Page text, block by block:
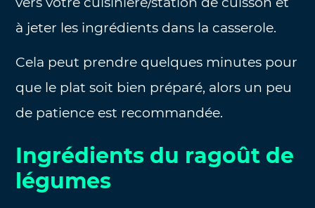
à jeter les ingrédients dans la casserole.
Cela peut prendre quelques minutes pour
que le plat soit bien préparé, alors un peu
de patience est recommandée.
Ingrédients du ragoût de
légumes